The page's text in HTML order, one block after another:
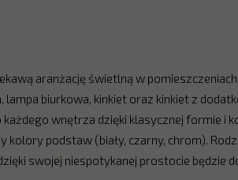
aranżację świetlną w
biurkowa, kinkiet oraz kinkiet z
wnętrza dzięki klasycznej formie i
podstaw (biały, czarny, chrom).
swojej niespotykanej prostocie będzie